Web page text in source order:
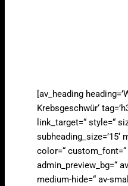
[av_heading
Krebsgeschwür‘
link_target=“ style=“
subheading_size=’15‘
color=“
admin_preview_bg=“
medium-hide=“ av-